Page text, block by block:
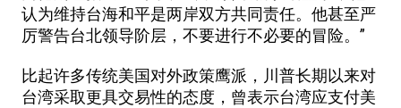
认为维持台海和平是两岸双方共同责任。他甚至严
厉警告台北领导阶层，不要进行不必要的冒险。”
比起许多传统美国对外政策鹰派，川普长期以来对
台湾采取更具交易性的态度，曾表示台湾应支付美